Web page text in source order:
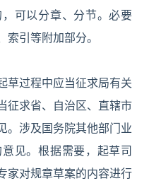
可以分章、分节。必要
引等附加部分。
草过程中应当征求局有关
征求省、自治区、直辖市
。涉及国务院其他部门业
见。根据需要，起草司
家对规章草案的内容进行